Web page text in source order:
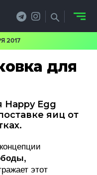
для
Happy Egg
яиц от
2017
этот
И